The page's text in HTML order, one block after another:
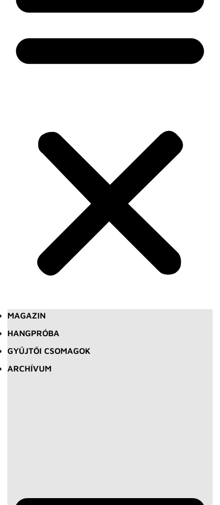
MAGAZIN
HANGPRÓBA
GYŰJTŐI CSOMAGOK
ARCHÍVUM